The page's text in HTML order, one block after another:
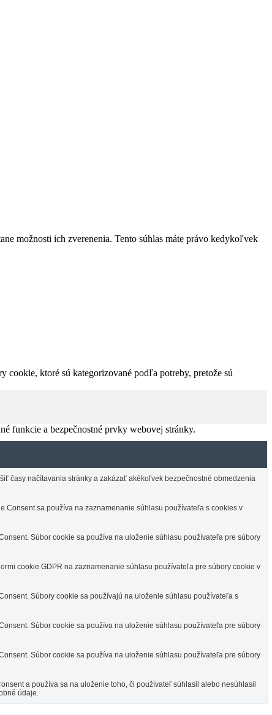
možnosti ich zverenenia. Tento súhlas máte právo kedykoľvek
cookie, ktoré sú kategorizované podľa potreby, pretože sú
funkcie a bezpečnostné prvky webovej stránky.
časy načítavania stránky a zakázať akékoľvek bezpečnostné obmedzenia
Consent sa používa na zaznamenanie súhlasu používateľa s cookies v
Súbor cookie sa používa na uloženie súhlasu používateľa pre súbory
cookie GDPR na zaznamenanie súhlasu používateľa pre súbory cookie v
Súbory cookie sa používajú na uloženie súhlasu používateľa s
Súbor cookie sa používa na uloženie súhlasu používateľa pre súbory
Súbor cookie sa používa na uloženie súhlasu používateľa pre súbory
a používa sa na uloženie toho, či používateľ súhlasil alebo nesúhlasil
údaje.